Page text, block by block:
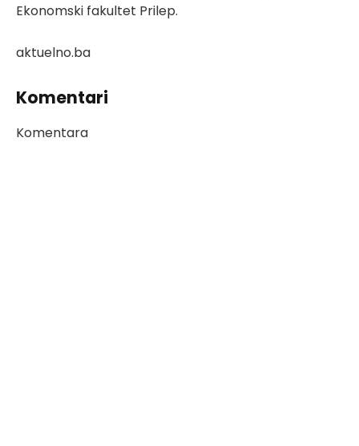
Ekonomski fakultet Prilep.
aktuelno.ba
Komentari
Komentara